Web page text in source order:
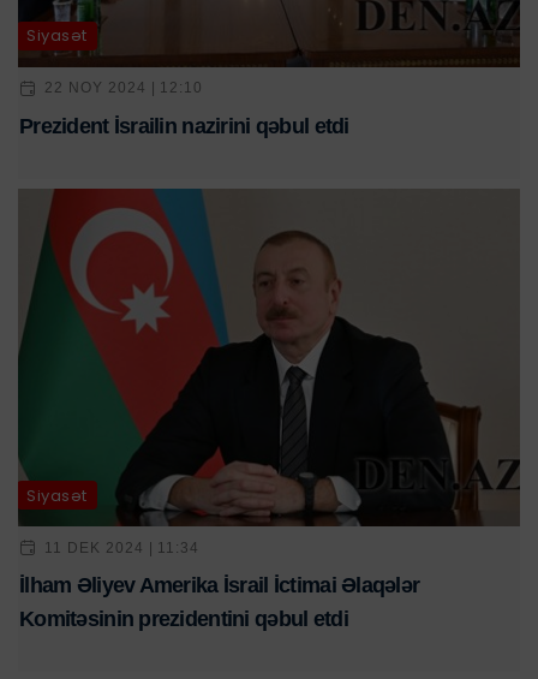
Siyasət
22 NOY 2024 | 12:10
Prezident İsrailin nazirini qəbul etdi
Siyasət
11 DEK 2024 | 11:34
İlham Əliyev Amerika İsrail İctimai Əlaqələr
Komitəsinin prezidentini qəbul etdi